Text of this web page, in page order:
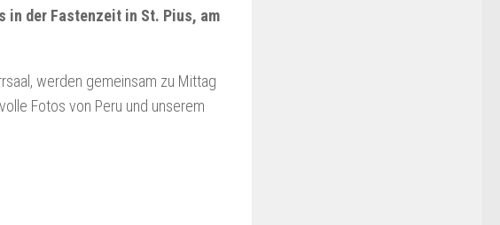
in der Fastenzeit in St. Pius, am
werden gemeinsam zu Mittag
Fotos von Peru und unserem